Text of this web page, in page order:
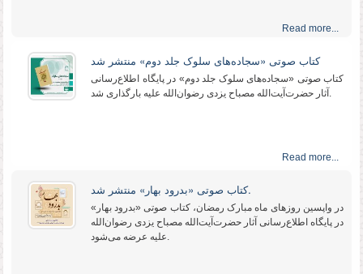
Read more...
کتاب صوتی «سجاده‌های سلوک جلد دوم» منتشر شد
کتاب صوتی «سجاده‌های سلوک جلد دوم» در پایگاه اطلاع‌رسانی
آثار حضرت‌آیت‌الله مصباح یزدی رضوان‌الله علیه بارگذاری شد.
Read more...
کتاب صوتی «بدرود بهار» منتشر شد.
در واپسین روزهای ماه مبارک رمضان، کتاب صوتی «بدرود بهار»
در پایگاه اطلاع‌رسانی آثار حضرت‌آیت‌الله مصباح یزدی رضوان‌الله
علیه عرضه می‌شود.